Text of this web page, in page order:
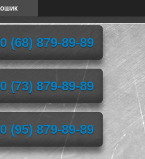
(68) 879-89-89
(73) 879-89-89
(95) 879-89-89